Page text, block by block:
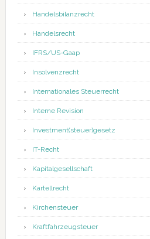
Handelsbilanzrecht
Handelsrecht
IFRS/US-Gaap
Insolvenzrecht
Internationales Steuerrecht
Interne Revision
Investment(steuer)gesetz
IT-Recht
Kapitalgesellschaft
Kartellrecht
Kirchensteuer
Kraftfahrzeugsteuer